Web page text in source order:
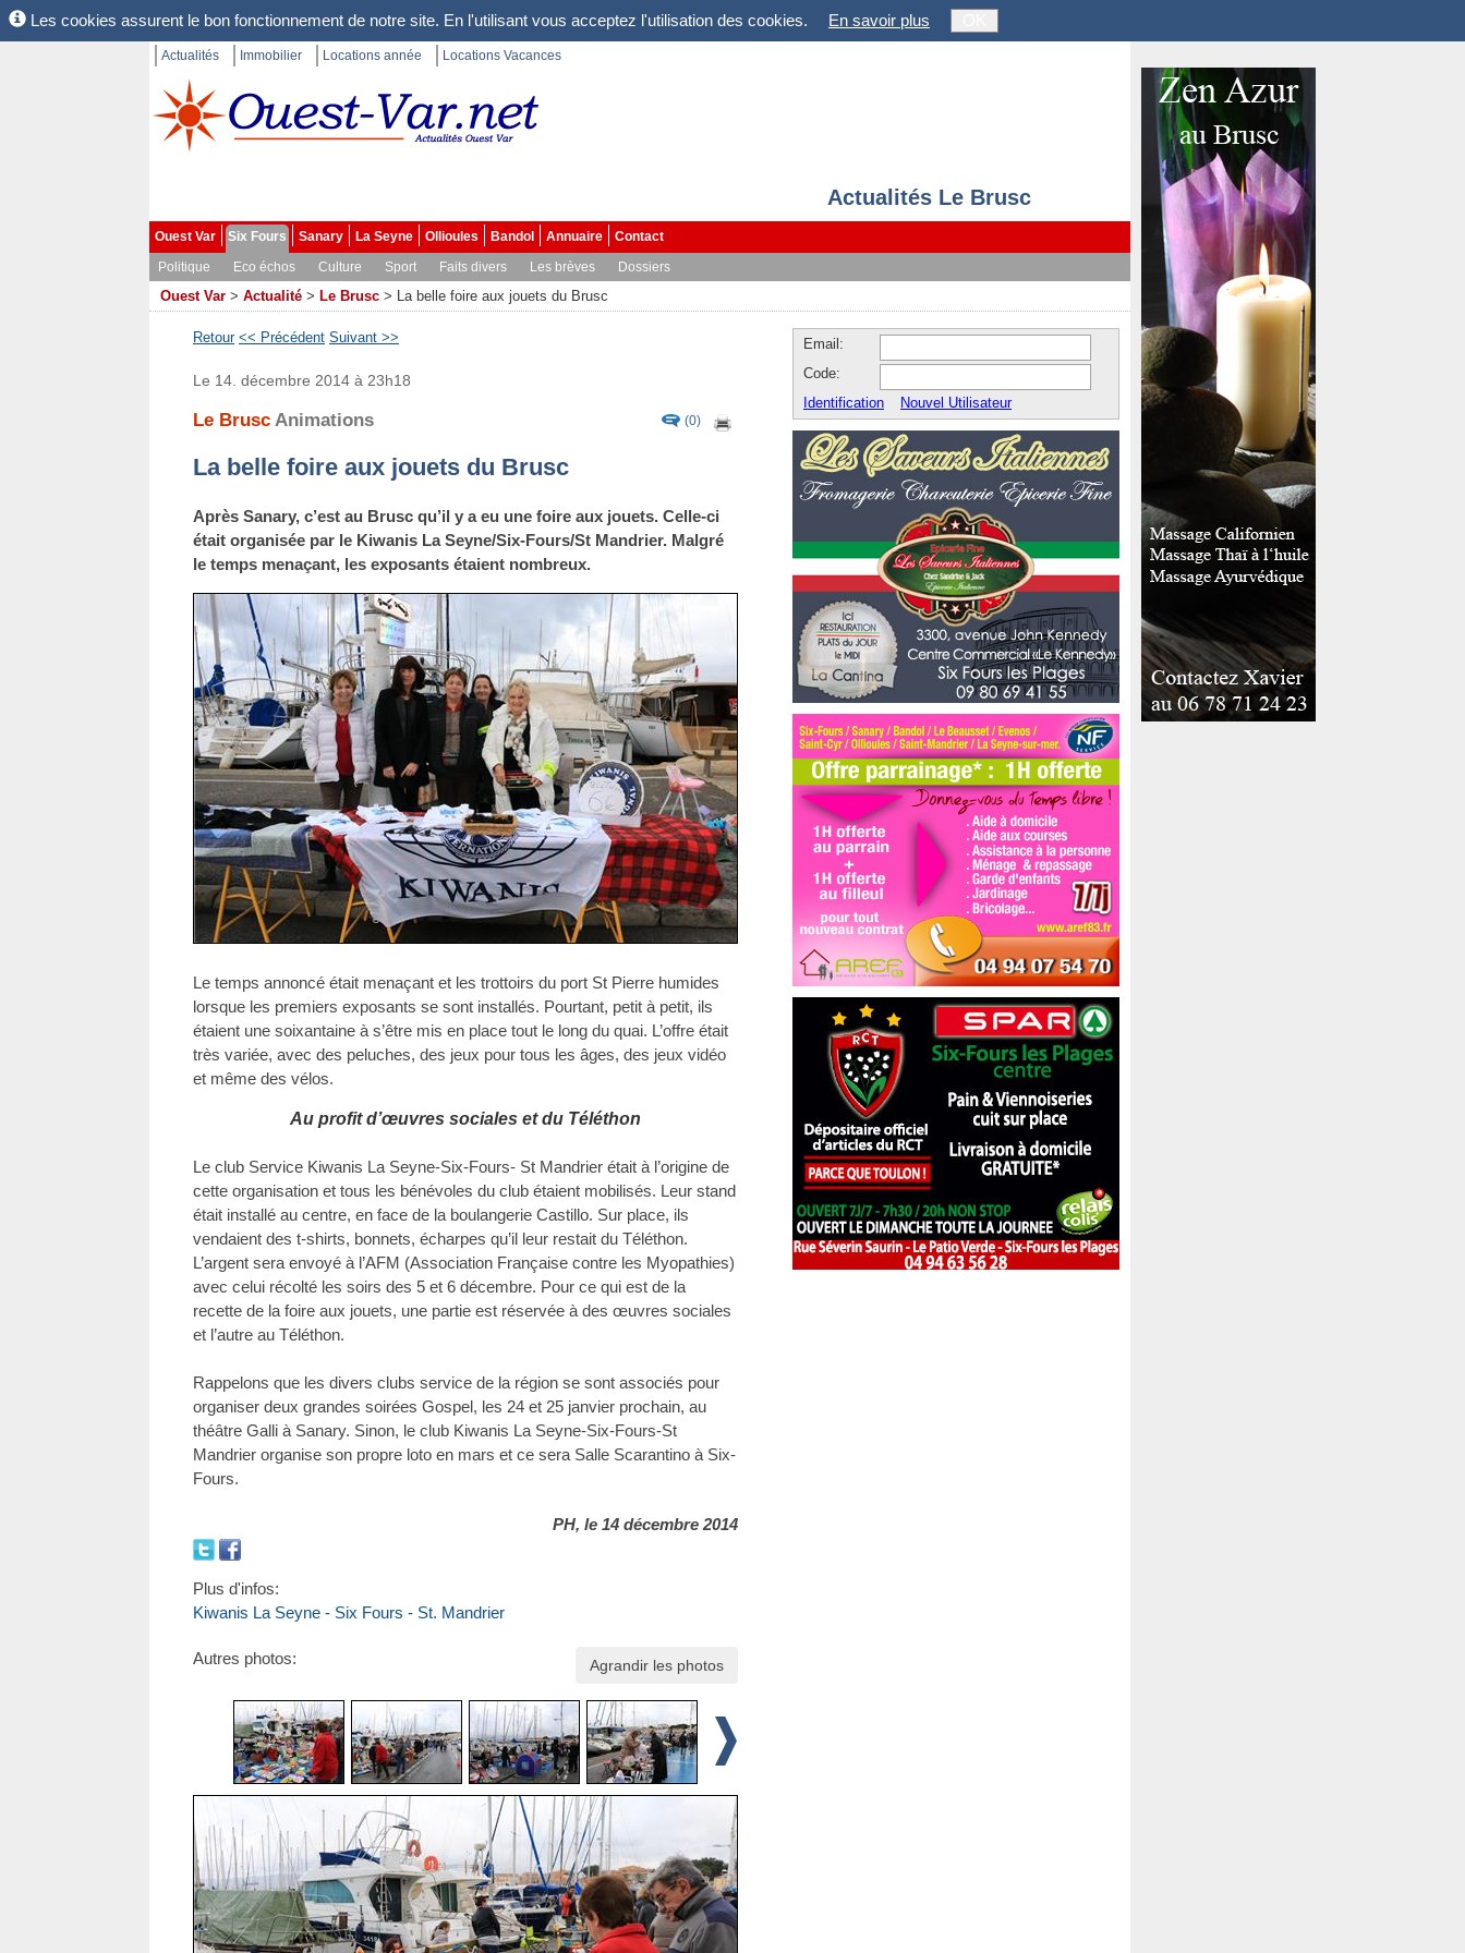
Les cookies assurent le bon fonctionnement de notre site. En l'utilisant vous acceptez l'utilisation des cookies. En savoir plus
Actualités Immobilier Locations année Locations Vacances
Actualités Le Brusc
Ouest Var Six Fours Sanary La Seyne Ollioules Bandol Annuaire
Contact
Politique
Eco échos Culture Sport Faits divers Les brèves Dossiers
Ouest Var > Actualité > Le Brusc > La belle foire aux jouets du Brusc
Retour << Précédent Suivant >>
(0)
Le 14. décembre 2014 à 23h18
Le Brusc Animations
La belle foire aux jouets du Brusc
Après Sanary, c’est au Brusc qu’il y a eu une foire aux jouets. Celle-ci
était organisée par le Kiwanis La Seyne/Six-Fours/St Mandrier. Malgré
le temps menaçant, les exposants étaient nombreux.
Le temps annoncé était menaçant et les trottoirs du port St Pierre humides
lorsque les premiers exposants se sont installés. Pourtant, petit à petit, ils
étaient une soixantaine à s’être mis en place tout le long du quai. L’offre était
très variée, avec des peluches, des jeux pour tous les âges, des jeux vidéo
et même des vélos.
Au profit d’œuvres sociales et du Téléthon
Le club Service Kiwanis La Seyne-Six-Fours- St Mandrier était à l’origine de
cette organisation et tous les bénévoles du club étaient mobilisés. Leur stand
était installé au centre, en face de la boulangerie Castillo. Sur place, ils
vendaient des t-shirts, bonnets, écharpes qu’il leur restait du Téléthon.
L’argent sera envoyé à l’AFM (Association Française contre les Myopathies)
avec celui récolté les soirs des 5 et 6 décembre. Pour ce qui est de la
recette de la foire aux jouets, une partie est réservée à des œuvres sociales
et l’autre au Téléthon.
Rappelons que les divers clubs service de la région se sont associés pour
organiser deux grandes soirées Gospel, les 24 et 25 janvier prochain, au
théâtre Galli à Sanary. Sinon, le club Kiwanis La Seyne-Six-Fours-St
Mandrier organise son propre loto en mars et ce sera Salle Scarantino à Six-
Fours.
PH, le 14 décembre 2014
Plus d'infos:
Kiwanis La Seyne - Six Fours - St. Mandrier
Agrandir les photos
Autres photos:
Email:
Code:
Identification
Nouvel Utilisateur